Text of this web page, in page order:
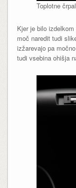
Toplotne
Kjer je bilo
moč naredit tudi
izžarevajo pa
tudi vsebina ohišja